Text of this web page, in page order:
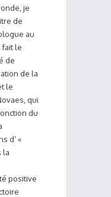
je
de
au
fait le
de
de la
le
qui
du
d’ «
la
positive